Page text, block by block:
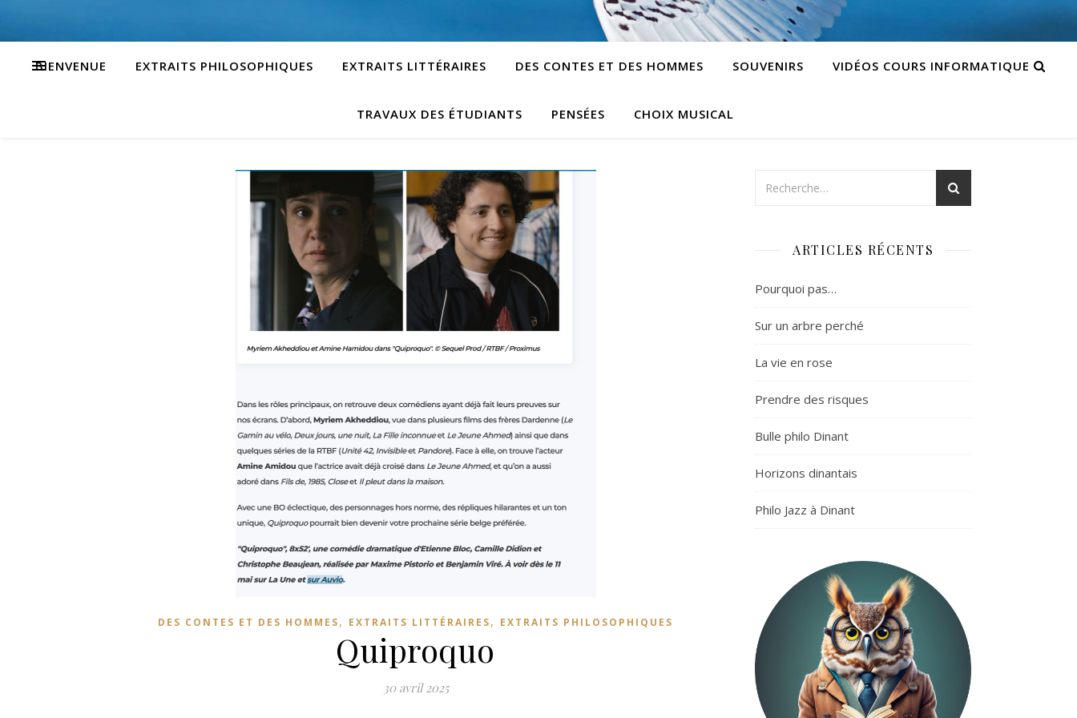
BIENVENUE EXTRAITS PHILOSOPHIQUES EXTRAITS LITTÉRAIRES DES CONTES ET DES HOMMES SOUVENIRS VIDÉOS COURS INFORMATIQUE
TRAVAUX DES ÉTUDIANTS PENSÉES CHOIX MUSICAL
DES CONTES ET DES HOMMES, EXTRAITS LITTÉRAIRES, EXTRAITS PHILOSOPHIQUES
Quiproquo
30 avril 2025
ARTICLES RÉCENTS
Pourquoi pas…
Sur un arbre perché
La vie en rose
Prendre des risques
Bulle philo Dinant
Horizons dinantais
Philo Jazz à Dinant